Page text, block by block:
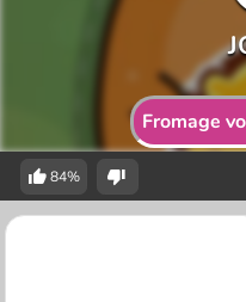
Fromage
84%